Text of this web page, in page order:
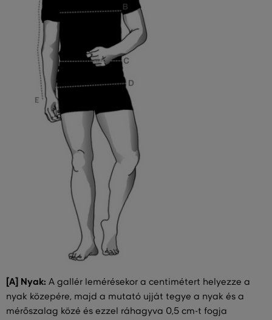
[A] Nyak: A gallér lemérésekor a centimétert helyezze a
nyak közepére, majd a mutató ujját tegye a nyak és a
mérőszalag közé és ezzel ráhagyva 0,5 cm-t fogja